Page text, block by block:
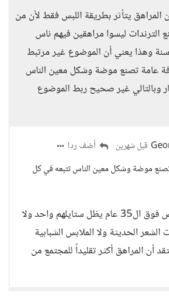
يتأثر بطريقة اللبس فقط لأن من
الترندات ليسوا مراهقين فيهم ناس
أعمارهم 50 و60 سنة وهذا يعني أن الموضوع غير مرتبط
عامة تصنع موضة وشكل معين الناس
وبالتالي غير صحيح ربط الموضوع
قبل شهرين
أضف ردا
موضة وشكل معين الناس تتبعه في كل
أعتقد أن الأشخاص فوق ال35 عام يظل ستايلهم واحد ولا
الحديثة ولا الملابس الشبابية
أن المراهق أكثر تقليداً للمجتمع من